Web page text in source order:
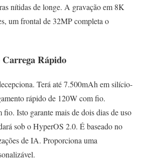
nítidas de longe. A gravação em 8K
um frontal de 32MP completa o
Rápido
Terá até 7.500mAh em silício-
rápido de 120W com fio.
fio. Isto garante mais de dois dias de uso
sob o HyperOS 2.0. É baseado no
de IA. Proporciona uma